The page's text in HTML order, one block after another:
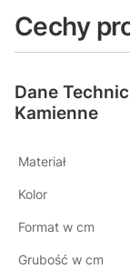
Cechy
Dane
Kamienne
Materiał
Kolor
Format w cm
Grubość w cm